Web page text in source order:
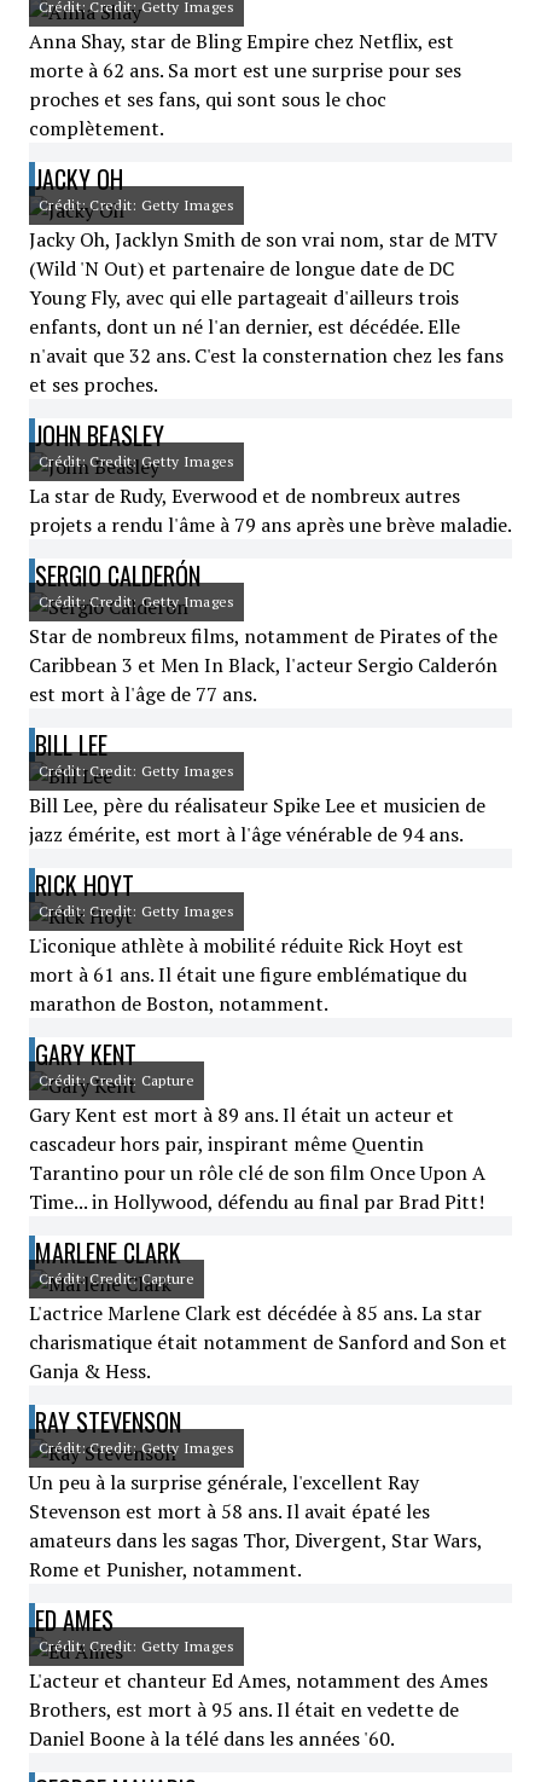
Crédit: Credit: Getty Images
Anna Shay, star de Bling Empire chez Netflix, est
morte à 62 ans. Sa mort est une surprise pour ses
proches et ses fans, qui sont sous le choc
complètement.
JACKY OH
Crédit: Credit: Getty Images
Jacky Oh, Jacklyn Smith de son vrai nom, star de MTV
(Wild 'N Out) et partenaire de longue date de DC
Young Fly, avec qui elle partageait d'ailleurs trois
enfants, dont un né l'an dernier, est décédée. Elle
n'avait que 32 ans. C'est la consternation chez les fans
et ses proches.
JOHN BEASLEY
Crédit: Credit: Getty Images
La star de Rudy, Everwood et de nombreux autres
projets a rendu l'âme à 79 ans après une brève maladie.
SERGIO CALDERÓN
Crédit: Credit: Getty Images
Star de nombreux films, notamment de Pirates of the
Caribbean 3 et Men In Black, l'acteur Sergio Calderón
est mort à l'âge de 77 ans.
BILL LEE
Crédit: Credit: Getty Images
Bill Lee, père du réalisateur Spike Lee et musicien de
jazz émérite, est mort à l'âge vénérable de 94 ans.
RICK HOYT
Crédit: Credit: Getty Images
L'iconique athlète à mobilité réduite Rick Hoyt est
mort à 61 ans. Il était une figure emblématique du
marathon de Boston, notamment.
GARY KENT
Crédit: Credit: Capture
Gary Kent est mort à 89 ans. Il était un acteur et
cascadeur hors pair, inspirant même Quentin
Tarantino pour un rôle clé de son film Once Upon A
Time... in Hollywood, défendu au final par Brad Pitt!
MARLENE CLARK
Crédit: Credit: Capture
L'actrice Marlene Clark est décédée à 85 ans. La star
charismatique était notamment de Sanford and Son et
Ganja & Hess.
RAY STEVENSON
Crédit: Credit: Getty Images
Un peu à la surprise générale, l'excellent Ray
Stevenson est mort à 58 ans. Il avait épaté les
amateurs dans les sagas Thor, Divergent, Star Wars,
Rome et Punisher, notamment.
ED AMES
Crédit: Credit: Getty Images
L'acteur et chanteur Ed Ames, notamment des Ames
Brothers, est mort à 95 ans. Il était en vedette de
Daniel Boone à la télé dans les années '60.